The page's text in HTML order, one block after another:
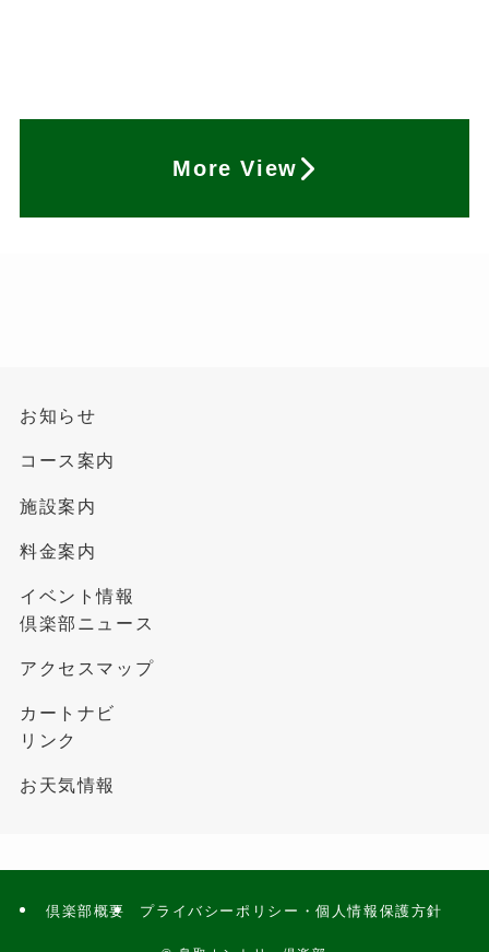
More View
お知らせ
コース案内
施設案内
料金案内
イベント情報
倶楽部ニュース
アクセスマップ
カートナビ
リンク
お天気情報
倶楽部概要 プライバシーポリシー・個人情報保護方針